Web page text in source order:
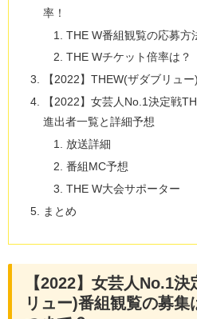
率！
THE W番組観覧の応募方
THE Wチケット倍率は？
【2022】THEW(ザダブリュ
【2022】女芸人No.1決定戦
進出者一覧と詳細予想
放送詳細
番組MC予想
THE W大会サポーター
まとめ
【2022】女芸人No.1
リュー)番組観覧の募